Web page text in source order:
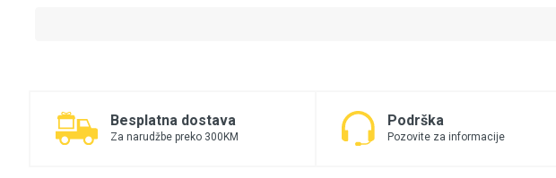
Besplatna dostava
Za narudžbe preko 300KM
Podrška
Pozovite za informacije